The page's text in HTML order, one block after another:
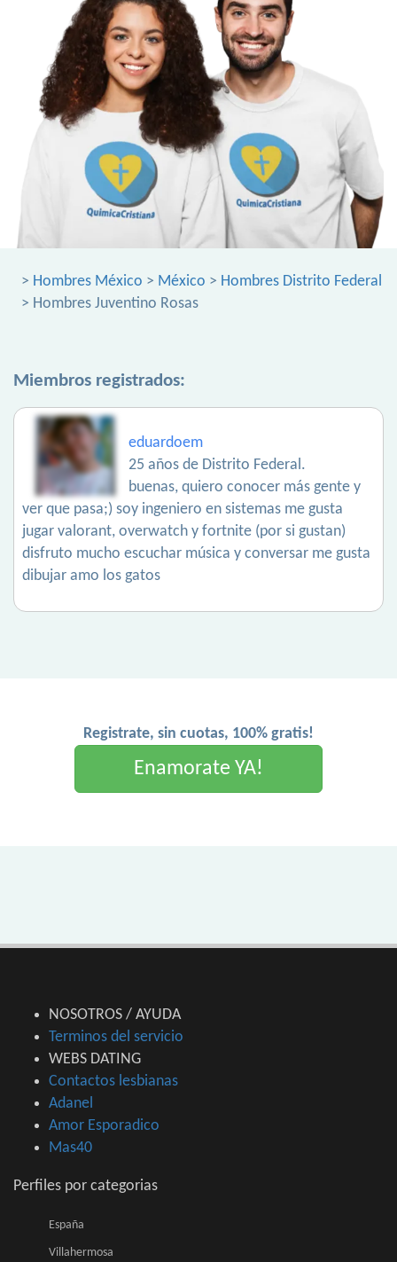
> Hombres México > México > Hombres Distrito Federal
> Hombres Juventino Rosas
Miembros registrados:
eduardoem
25 años de Distrito Federal.
buenas, quiero conocer más gente y
ver que pasa;) soy ingeniero en sistemas me gusta
jugar valorant, overwatch y fortnite (por si gustan)
disfruto mucho escuchar música y conversar me gusta
dibujar amo los gatos
Registrate, sin cuotas, 100% gratis!
Enamorate YA!
NOSOTROS / AYUDA
Terminos del servicio
WEBS DATING
Contactos lesbianas
Adanel
Amor Esporadico
Mas40
Perfiles por categorias
España
Villahermosa